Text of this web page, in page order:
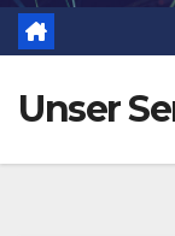
Unser